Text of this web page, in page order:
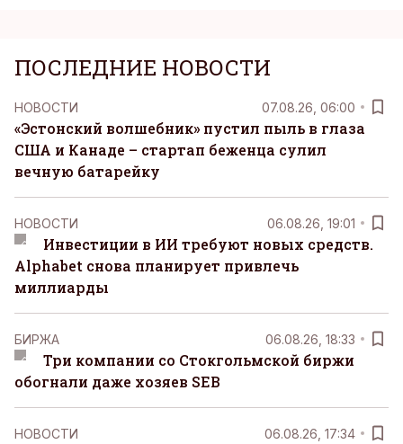
ПОСЛЕДНИЕ НОВОСТИ
НОВОСТИ 07.08.26, 06:00
«Эстонский волшебник» пустил пыль в глаза
США и Канаде – стартап беженца сулил
вечную батарейку
НОВОСТИ 06.08.26, 19:01
Инвестиции в ИИ требуют новых средств.
Alphabet снова планирует привлечь
миллиарды
БИРЖА 06.08.26, 18:33
Три компании со Стокгольмской биржи
обогнали даже хозяев SEB
НОВОСТИ 06.08.26, 17:34